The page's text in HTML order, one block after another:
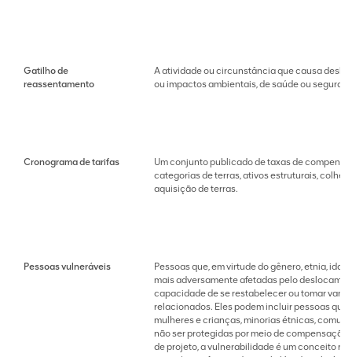
Gatilho de
reassentamento
A atividade ou circunstância que causa
ou impactos ambientais, de saúde ou
Cronograma de tarifas
Um conjunto publicado de taxas de
categorias de terras, ativos estruturais,
aquisição de terras.
Pessoas vulneráveis
Pessoas que, em virtude do gênero, etnia,
mais adversamente afetadas pelo
capacidade de se restabelecer ou tomar
relacionados. Eles podem incluir pessoas que
mulheres e crianças, minorias étnicas,
não ser protegidas por meio de
de projeto, a vulnerabilidade é um conceito